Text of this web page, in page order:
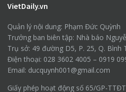
VietDaily.vn
Quản lý nội dung: Phạm Đức Quỳnh
Trưởng ban biên tập: Nhà báo
Trụ sở: 49 đường D5, P. 25, Q. Bình
Điện thoại: 028 3602 4005 – 0919
Email: ducquynh001@gmail.com
Giấy phép hoạt động số 65/GP-